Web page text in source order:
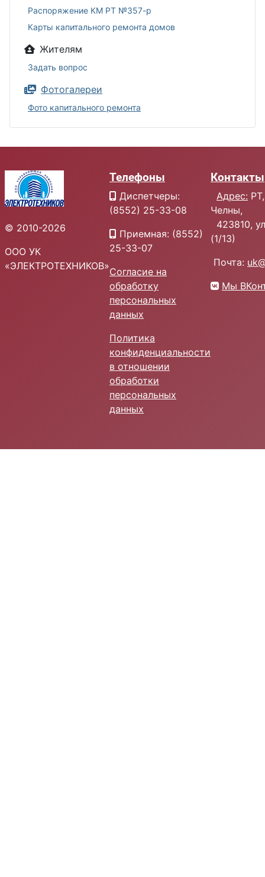
Распоряжение КМ РТ №357-р
Карты капитального ремонта домов
Жителям
Задать вопрос
Фотогалереи
Фото капитального ремонта
© 2010-2026
ООО УК
«ЭЛЕКТРОТЕХНИКОВ»
Телефоны
Диспетчеры:
(8552) 25-33-08
Приемная: (8552)
25-33-07
Согласие на
обработку
персональных
данных
Политика
конфиденциальности
в отношении
обработки
персональных
данных
Контакты
Адрес:
Челны,
423810,
(1/13)
Почта:
Мы